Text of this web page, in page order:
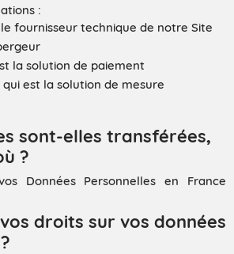
:
le fournisseur technique de notre Site
la solution de paiement
est la solution de mesure
sont-elles transférées,
?
Données Personnelles en France
droits sur vos données